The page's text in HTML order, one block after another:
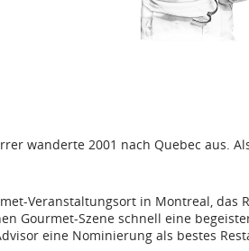
wanderte 2001 nach Quebec aus.
Veranstaltungsort in Montreal, das
Gourmet-Szene schnell eine
eine Nominierung als bestes